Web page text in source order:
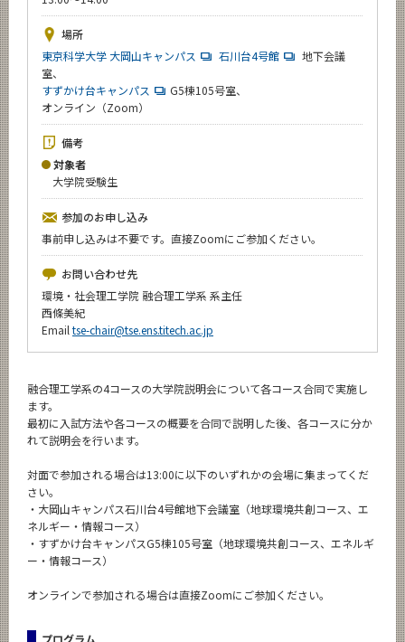
場所
東京科学大学 ⼤岡⼭キャンパス
⽯川台4号館
地下会議
室、
すずかけ台キャンパス
G5棟105号室、
オンライン（Zoom）
備考
対象者
大学院受験生
参加のお申し込み
事前申し込みは不要です。直接Zoomにご参加ください。
お問い合わせ先
環境・社会理⼯学院 融合理⼯学系 系主任
西條美紀
Emailtse-chair@tse.ens.titech.ac.jp
融合理⼯学系の4コースの⼤学院説明会について各コース合同で実施し
ます。
最初に⼊試⽅法や各コースの概要を合同で説明した後、各コースに分か
れて説明会を⾏います。
対面で参加される場合は13:00に以下のいずれかの会場に集まってくだ
さい。
・大岡山キャンパス石川台4号館地下会議室（地球環境共創コース、エ
ネルギー・情報コース）
・すずかけ台キャンパスG5棟105号室（地球環境共創コース、エネルギ
ー・情報コース）
オンラインで参加される場合は直接Zoomにご参加ください。
プログラム
年別アーカイブ
CLOSE